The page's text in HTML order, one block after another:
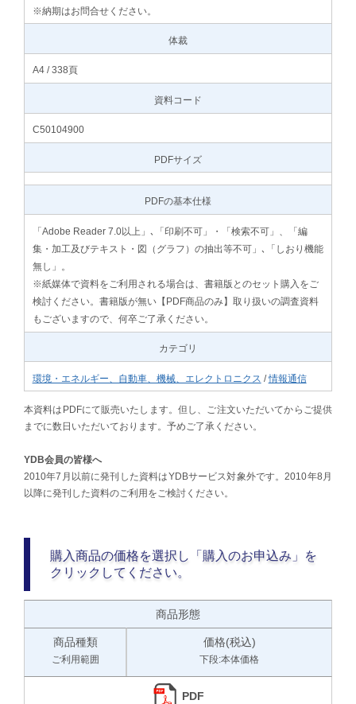
※納期はお問合せください。
体裁
A4 / 338頁
資料コード
C50104900
PDFサイズ
PDFの基本仕様
「Adobe Reader 7.0以上」､「印刷不可」・「検索不可」、「編
集・加工及びテキスト・図（グラフ）の抽出等不可」､「しおり機能
無し」。
※紙媒体で資料をご利用される場合は、書籍版とのセット購入をご
検討ください。書籍版が無い【PDF商品のみ】取り扱いの調査資料
もございますので、何卒ご了承ください。
カテゴリ
環境・エネルギー、自動車、機械、エレクトロニクス /情報通信
本資料はPDFにて販売いたします。但し、ご注文いただいてからご提供
までに数日いただいております。予めご了承ください。
YDB会員の皆様へ
2010年7月以前に発刊した資料はYDBサービス対象外です。2010年8月
以降に発刊した資料のご利用をご検討ください。
購入商品の価格を選択し「購入のお申込み」を
クリックしてください。
商品形態
商品種類
ご利用範囲
価格(税込)
下段:本体価格
PDF